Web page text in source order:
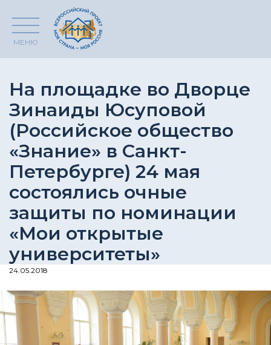
МЕНЮ
На площадке во Дворце
Зинаиды Юсуповой
(Российское общество
«Знание» в Санкт-
Петербурге) 24 мая
состоялись очные
защиты по номинации
«Мои открытые
университеты»
24.05.2018